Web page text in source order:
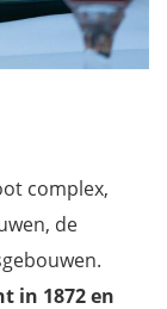
complex,
de
in 1872 en